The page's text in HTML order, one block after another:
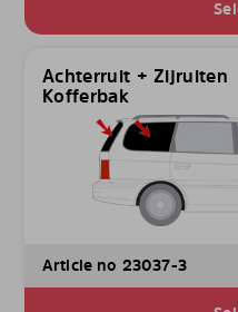
Achterruit + Zijruiten
Kofferbak
Article no 23037-3